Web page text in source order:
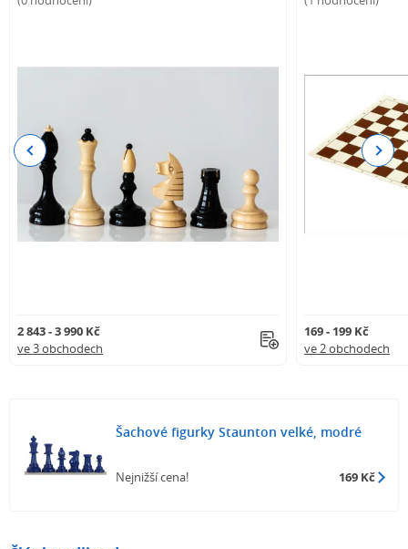
Figurky se nacházejí v PVC sáčku.
Výška krále je 9,8 cm a průměr jeho podstavy je 3,5 cm.
2 843 - 3 990 Kč
ve 3 obchodech
169 - 199 Kč
ve 2 obchodech
Previous Next
Šachové figurky Staunton velké, modré
Nejnižší cena! 169 Kč